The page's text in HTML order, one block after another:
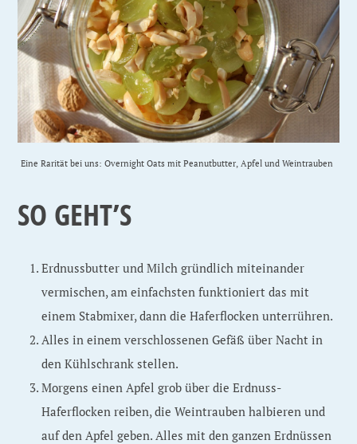
Eine Rarität bei uns: Overnight Oats mit Peanutbutter, Apfel und Weintrauben
SO GEHT’S
Erdnussbutter und Milch gründlich miteinander
vermischen, am einfachsten funktioniert das mit
einem Stabmixer, dann die Haferflocken unterrühren.
Alles in einem verschlossenen Gefäß über Nacht in
den Kühlschrank stellen.
Morgens einen Apfel grob über die Erdnuss-
Haferflocken reiben, die Weintrauben halbieren und
auf den Apfel geben. Alles mit den ganzen Erdnüssen